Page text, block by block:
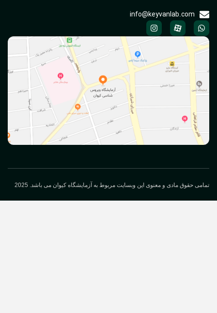
info@keyvanlab.com
حقوق مادی و معنوی این وبسایت مربوط به آزمایشگاه کیوان می باشد. 2025